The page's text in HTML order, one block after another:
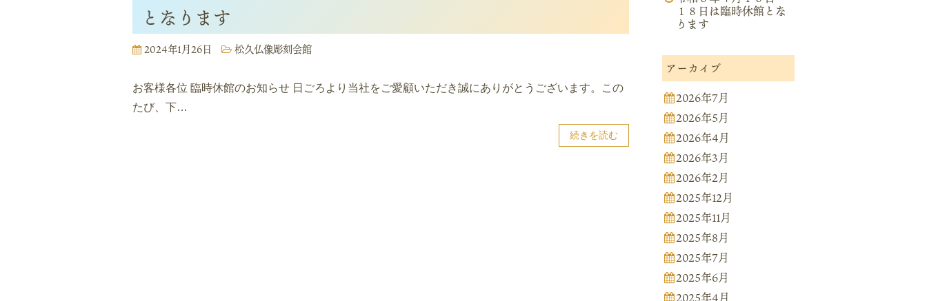
となります
2024年1月26日 松久仏像彫刻会館
お客様各位 臨時休館のお知らせ 日ごろより当社をご愛顧いただき誠にありがとうございます。この
たび、下…
続きを読む
１８日は臨時休館とな
ります
アーカイブ
2026年7月
2026年5月
2026年4月
2026年3月
2026年2月
2025年12月
2025年11月
2025年8月
2025年7月
2025年6月
2025年4月